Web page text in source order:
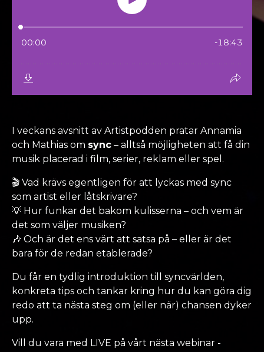
I veckans avsnitt av Artistpodden pratar Annamia
och Mathias om sync – alltså möjligheten att få din
musik placerad i film, serier, reklam eller spel.
🎬 Vad krävs egentligen för att lyckas med sync
som artist eller låtskrivare?
💡 Hur funkar det bakom kulisserna – och vem är
det som väljer musiken?
🎶 Och är det ens värt att satsa på – eller är det
bara för de redan etablerade?
Du får en tydlig introduktion till syncvärlden,
konkreta tips och tankar kring hur du kan göra dig
redo att ta nästa steg om (eller när) chansen dyker
upp.
Vill du vara med LIVE på vårt nästa webinar -